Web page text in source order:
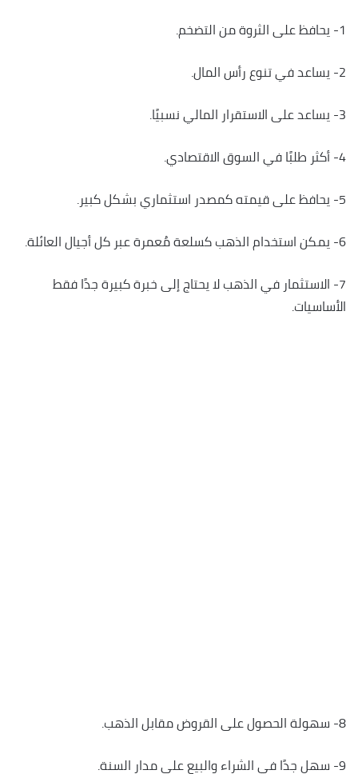
1- يحافظ على الثروة من التضخم.
2- يساعد في تنوع رأس المال.
3- يساعد على الاستقرار المالي نسبيًا.
4- أكثر طلبًا في السوق الاقتصادي.
5- يحافظ على قيمته كمصدر استثماري بشكل كبير.
6- يمكن استخدام الذهب كسلعة مُعمرة عبر كل أجيال العائلة.
7- الاستثمار في الذهب لا يحتاج إلى خبرة كبيرة جدًا فقط
الأساسيات.
8- سهولة الحصول على القروض مقابل الذهب.
9- سهل جدًا في الشراء والبيع على مدار السنة.